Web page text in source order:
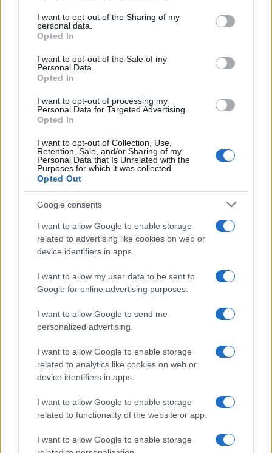
I want to opt-out of the Sharing of my
personal data.
Opted In
I want to opt-out of the Sale of my
Personal Data.
Opted In
I want to opt-out of processing my
Personal Data for Targeted Advertising.
Opted In
I want to opt-out of Collection, Use,
Retention, Sale, and/or Sharing of my
Personal Data that Is Unrelated with the
Purposes for which it was collected.
Opted Out
Google consents
I want to allow Google to enable storage
related to advertising like cookies on web or
device identifiers in apps.
I want to allow my user data to be sent to
Google for online advertising purposes.
I want to allow Google to send me
personalized advertising.
I want to allow Google to enable storage
related to analytics like cookies on web or
device identifiers in apps.
I want to allow Google to enable storage
related to functionality of the website or app.
I want to allow Google to enable storage